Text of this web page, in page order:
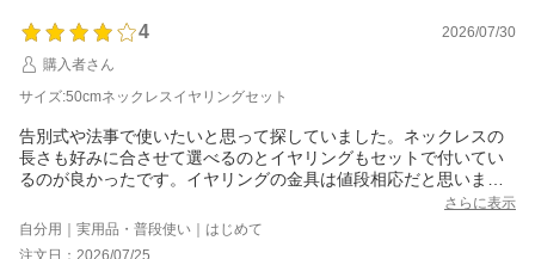
今後もお値打ちでご満足いただける商品をご提供できるよう努めてまい
りますので、引き続きご愛顧賜りますようお願い申し上げます。
4
2026/07/30
購入者さん
サイズ:50cmネックレスイヤリングセット
告別式や法事で使いたいと思って探していました。ネックレスの
長さも好みに合させて選べるのとイヤリングもセットで付いてい
るのが良かったです。イヤリングの金具は値段相応だと思います
さらに表示
自分用｜実用品・普段使い｜はじめて
注文日：2026/07/25